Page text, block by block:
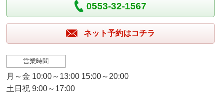
0553-32-1567
ネット予約はコチラ
営業時間
月～金 10:00～13:00 15:00～20:00
土日祝 9:00～17:00